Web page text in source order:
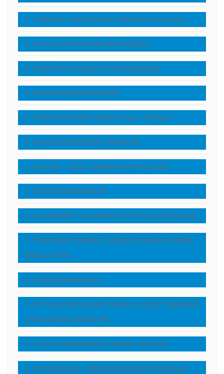
TURKISCH CHRISTLICHE FORUM (auf Deutsch)
KUTSAL KİTAP (KİTABI MUKADDES)
HRİSTİYAN YAŞAMI VE UYGULAMALARI
KURTULUŞ (SETERYOLOJİ)
HRİSTİYAN İNANCI (Mesih İnancı Teolojisi)
DİNLER, MEZHEPLER, İNANÇLAR…
EKLESİA – KİLİSE, İNANLILAR TOPLULUĞU
EN ÇOK SORULANLAR
KELAM WEB TV, GÖRÜNTÜLÜ VE SESLI DOSYALAR
HRİSTİYAN EDEBİYATI, ŞİİRLER, KİTAPLAR, MEDYA,
BASIN, YAYIN…
SEKÜLER KONULAR…
KUTSAL KITAP KARAKTERLERİ ve KİLİSE TARİHİNİN
ÖNDE GELEN KİŞİLİKLERİ
ÜYELİK PROBLEMLERİ, YARDIM, SUPPORT
DOWNLOADS – İNDİREBİLECEĞİNİZ DOSYALAR,